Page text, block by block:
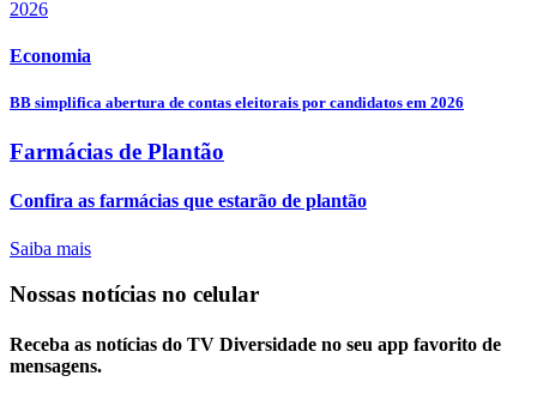
Economia
BB simplifica abertura de contas eleitorais por candidatos em 2026
Farmácias de Plantão
Confira as farmácias que estarão de plantão
Saiba mais
Nossas notícias no celular
Receba as notícias do TV Diversidade no seu app favorito de
mensagens.